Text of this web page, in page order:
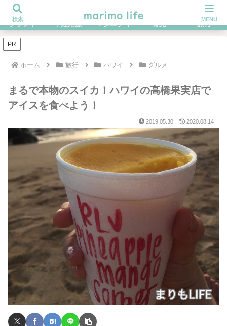
ブランド 不妊治療 マタニティ 育児 旅行
PR
ホーム 旅行 ハワイ グルメ
まるで本物のスイカ！ハワイの高橋果実店で
アイスを食べよう！
2019.05.30 2020.08.14
検索 MENU